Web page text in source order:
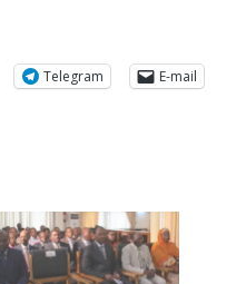
Telegram
E-mail